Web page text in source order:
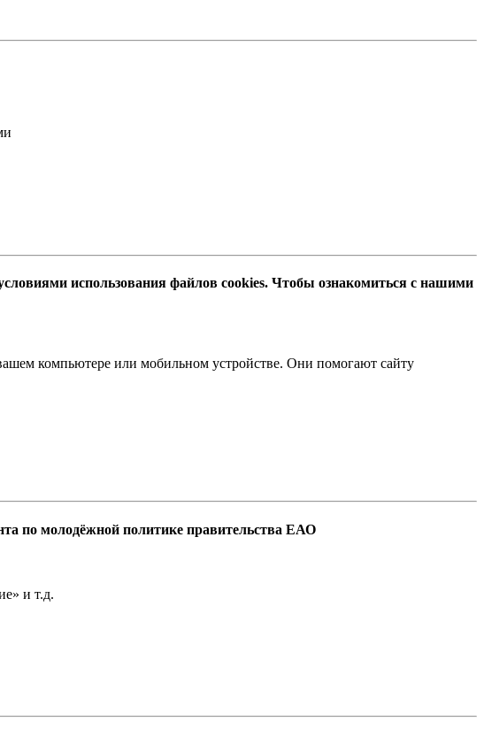
использования файлов cookies. Чтобы ознакомиться с нашими
компьютере или мобильном устройстве. Они помогают сайту
по молодёжной политике правительства ЕАО
и т.д.